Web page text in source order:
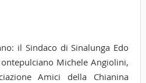
il Sindaco di Sinalunga Edo
Michele Angiolini,
Amici della Chianina